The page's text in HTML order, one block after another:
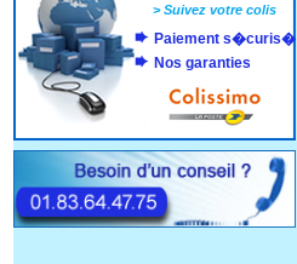
>Suivez votre colis
Paiement s�curis�
Nos garanties